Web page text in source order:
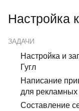
Настройка
ЗАДАЧИ
Настройка и
Гугл
Написание
для рекламных
Составление